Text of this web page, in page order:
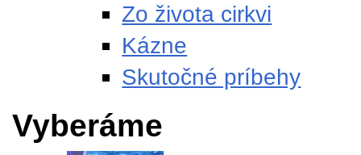
Zo života cirkvi
Kázne
Skutočné príbehy
Vyberáme